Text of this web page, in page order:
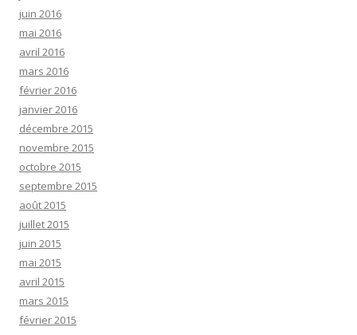
juin 2016
mai 2016
avril 2016
mars 2016
février 2016
janvier 2016
décembre 2015
novembre 2015
octobre 2015
septembre 2015
août 2015
juillet 2015
juin 2015
mai 2015
avril 2015
mars 2015
février 2015